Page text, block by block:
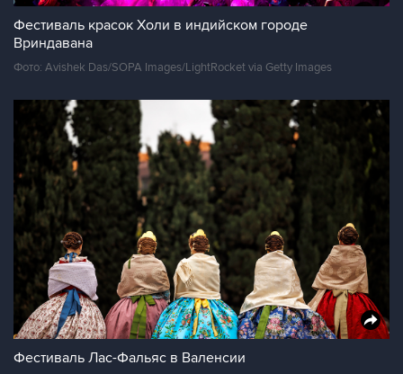
Фестиваль красок Холи в индийском городе
Вриндавана
Фото: Avishek Das/SOPA Images/LightRocket via Getty Images
Фестиваль Лас-Фальяс в Валенсии